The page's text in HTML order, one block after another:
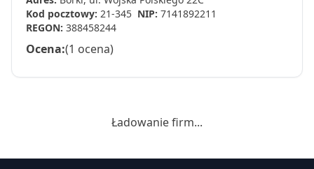
Kod pocztowy: 21-345 NIP: 7141892211
REGON: 388458244
Ocena:(1 ocena)
Ładowanie firm...